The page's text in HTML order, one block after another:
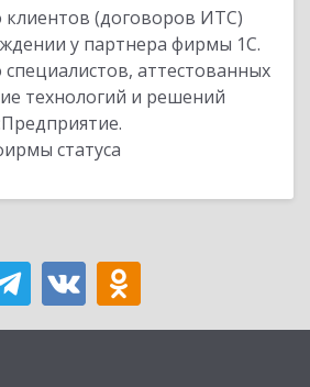
клиентов (договоров ИТС)
у партнера фирмы 1С.
специалистов, аттестованных
технологий и решений
статуса